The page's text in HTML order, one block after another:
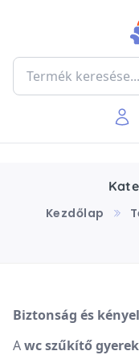
Kezdőlap
Biztonság és
Awc szűkítő